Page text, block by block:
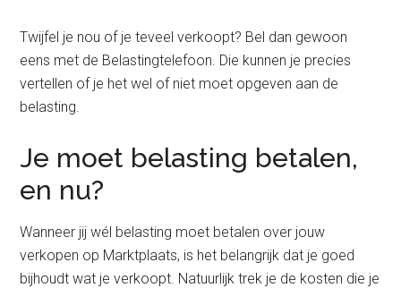
Twijfel je nou of je teveel verkoopt? Bel dan gewoon
eens met de Belastingtelefoon. Die kunnen je precies
vertellen of je het wel of niet moet opgeven aan de
belasting.
Je moet belasting betalen,
en nu?
Wanneer jij wél belasting moet betalen over jouw
verkopen op Marktplaats, is het belangrijk dat je goed
bijhoudt wat je verkoopt. Natuurlijk trek je de kosten die je